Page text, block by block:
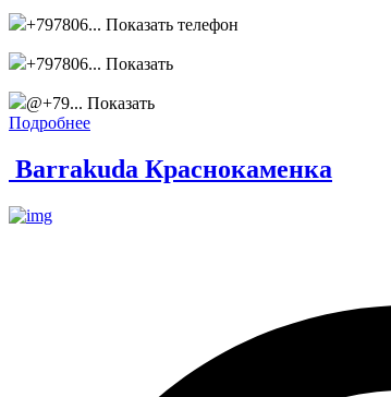
+797806... Показать телефон
+797806... Показать
@+79... Показать
Подробнее
Barrakuda Краснокаменка